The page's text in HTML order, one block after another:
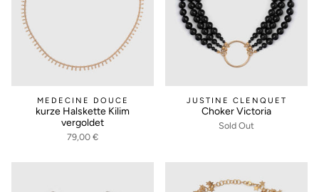
MEDECINE DOUCE
kurze Halskette Kilim
vergoldet
79,00 €
JUSTINE CLENQUET
Choker Victoria
Sold Out